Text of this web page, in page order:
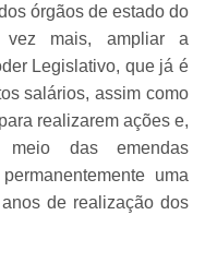
órgãos de estado do
mais, ampliar a
Legislativo, que já é
salários, assim como
realizarem ações e,
das emendas
uma
de realização dos